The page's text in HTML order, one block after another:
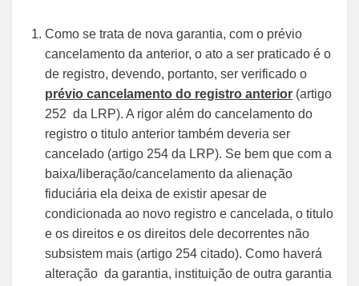
Como se trata de nova garantia, com o prévio
cancelamento da anterior, o ato a ser praticado é o
de registro, devendo, portanto, ser verificado o
prévio cancelamento do registro anterior (artigo
252 da LRP). A rigor além do cancelamento do
registro o titulo anterior também deveria ser
cancelado (artigo 254 da LRP). Se bem que com a
baixa/liberação/cancelamento da alienação
fiduciária ela deixa de existir apesar de
condicionada ao novo registro e cancelada, o titulo
e os direitos e os direitos dele decorrentes não
subsistem mais (artigo 254 citado). Como haverá
alteração da garantia, instituição de outra garantia